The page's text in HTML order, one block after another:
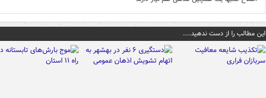
این مطالب را از دست ندهید....